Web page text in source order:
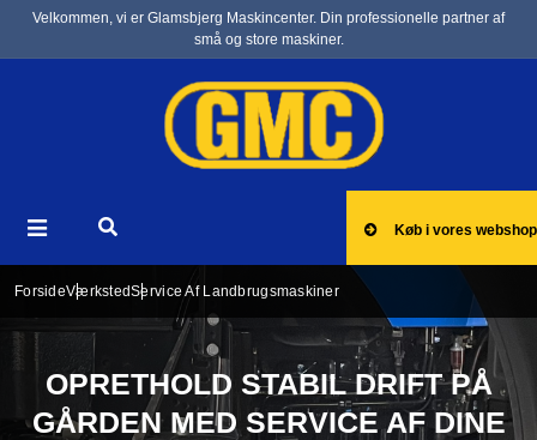
Velkommen, vi er Glamsbjerg Maskincenter. Din professionelle partner af
små og store maskiner.
Køb i vores webshop
ForsideVærkstedService Af Landbrugsmaskiner
OPRETHOLD STABIL DRIFT PÅ
GÅRDEN MED SERVICE AF DINE